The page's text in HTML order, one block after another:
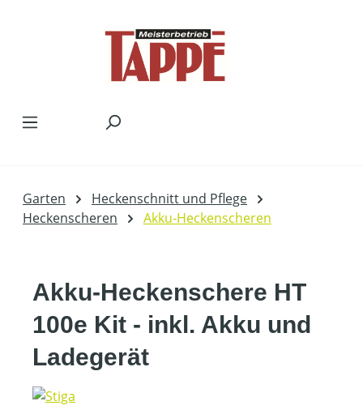
Garten
Heckenschnitt und Pflege
Heckenscheren
Akku-Heckenscheren
Akku-Heckenschere HT
100e Kit - inkl. Akku und
Ladegerät